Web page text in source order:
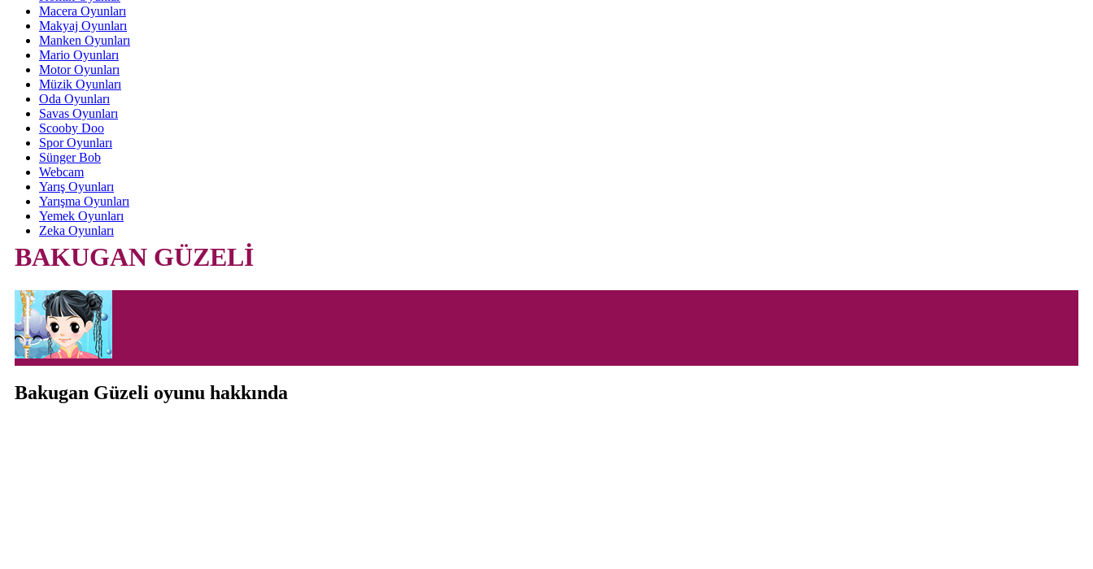
Macera Oyunları
Makyaj Oyunları
Manken Oyunları
Mario Oyunları
Motor Oyunları
Müzik Oyunları
Oda Oyunları
Savas Oyunları
Scooby Doo
Spor Oyunları
Sünger Bob
Webcam
Yarış Oyunları
Yarışma Oyunları
Yemek Oyunları
Zeka Oyunları
BAKUGAN GÜZELİ
Bakugan Güzeli oyunu hakkında